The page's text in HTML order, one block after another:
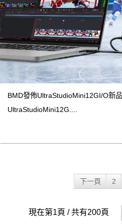
BMD發佈UltraStudioMini12GI/O新
UltraStudioMini12G....
下一頁 2
現在第1頁 / 共有200頁